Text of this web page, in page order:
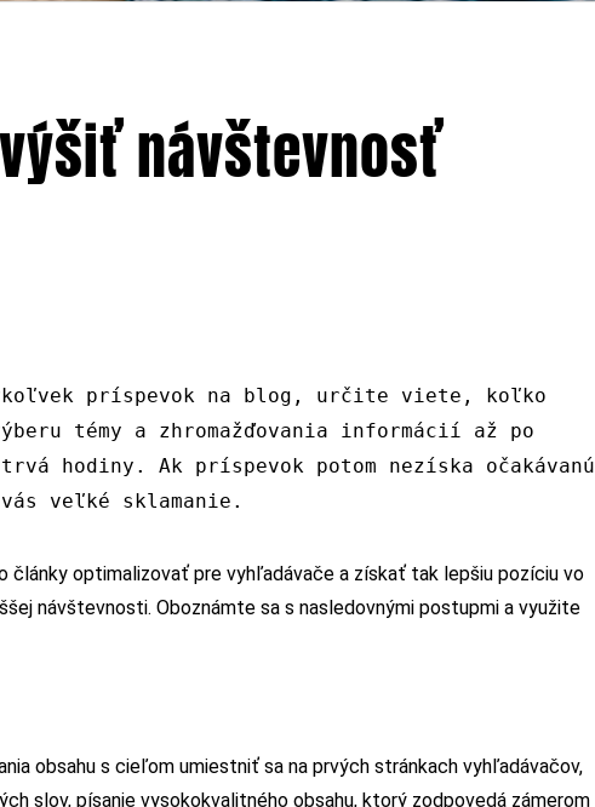
návštevnosť
príspevok na blog, určite viete, koľko
témy a zhromažďovania informácií až po
hodiny. Ak príspevok potom nezíska očakávanú
veľké sklamanie.
články optimalizovať pre vyhľadávače a získať tak lepšiu pozíciu vo
návštevnosti. Oboznámte sa s nasledovnými postupmi a využite
obsahu s cieľom umiestniť sa na prvých stránkach vyhľadávačov,
slov, písanie vysokokvalitného obsahu, ktorý zodpovedá zámerom